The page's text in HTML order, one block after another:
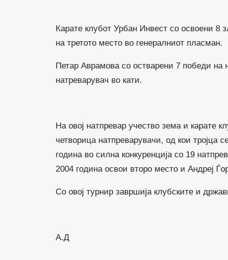
Карате клубот Урбан Инвест со освоени 8
на третото место во генералниот пласман.
Петар Аврамова со остварени 7 победи на
натреварувач во кати.
На овој натпревар учество зема и карате
четворица натпреварувачи, од кои тројца
година во силна конкуренција со 19
2004 година освои второ место и Андреј
Со овој турнир завршија клубските и
А.Д